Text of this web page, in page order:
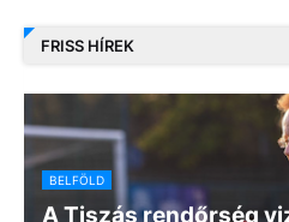
FRISS HÍREK
BELFÖLD
A Tiszás rendőrség